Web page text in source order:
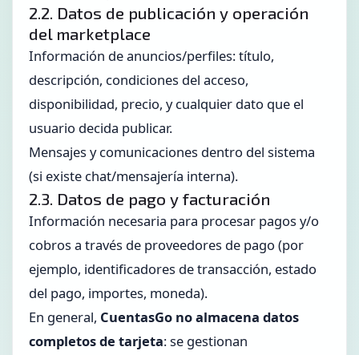
2.2. Datos de publicación y operación
del marketplace
Información de anuncios/perfiles: título,
descripción, condiciones del acceso,
disponibilidad, precio, y cualquier dato que el
usuario decida publicar.
Mensajes y comunicaciones dentro del sistema
(si existe chat/mensajería interna).
2.3. Datos de pago y facturación
Información necesaria para procesar pagos y/o
cobros a través de proveedores de pago (por
ejemplo, identificadores de transacción, estado
del pago, importes, moneda).
En general, CuentasGo no almacena datos
completos de tarjeta: se gestionan